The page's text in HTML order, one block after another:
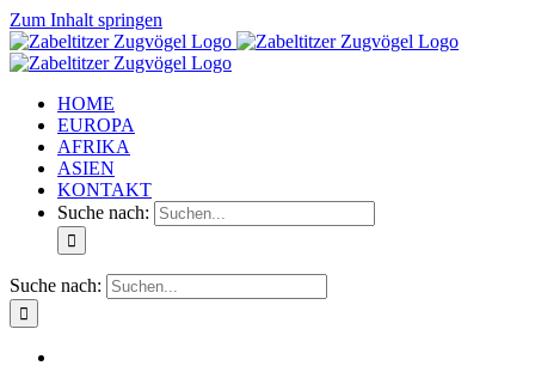
Zum Inhalt springen
HOME
EUROPA
AFRIKA
ASIEN
KONTAKT
Suche nach:
Suche nach: